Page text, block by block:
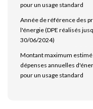
pour un usage standard
Année de référence des
l'énergie (DPE réalisés
30/06/2024)
Montant maximum estimé
dépenses annuelles
pour un usage standard